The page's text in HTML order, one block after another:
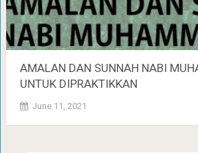
AMALAN DAN SUNNAH NABI
UNTUK DIPRAKTIKKAN
June 11, 2021